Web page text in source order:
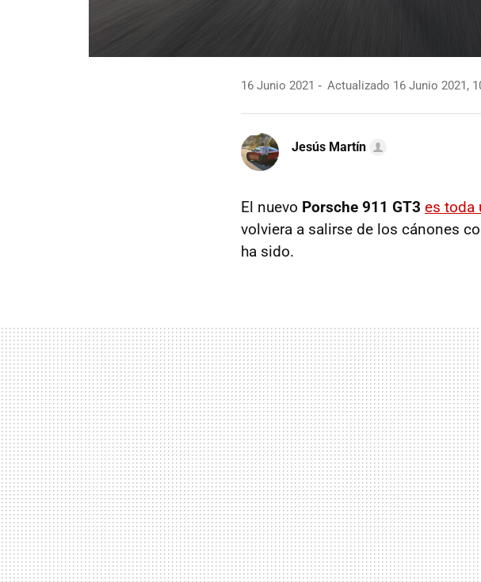
16 Junio 2021 Actualizado 16 Junio 2021,
Jesús Martín
El nuevo Porsche 911 GT3 es toda
volviera a salirse de los cánones
ha sido.